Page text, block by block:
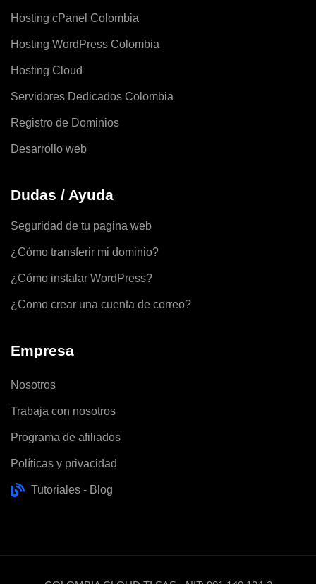
Hosting cPanel Colombia
Hosting WordPress Colombia
Hosting Cloud
Servidores Dedicados Colombia
Registro de Dominios
Desarrollo web
Dudas / Ayuda
Seguridad de tu pagina web
¿Cómo transferir mi dominio?
¿Cómo instalar WordPress?
¿Como crear una cuenta de correo?
Empresa
Nosotros
Trabaja con nosotros
Programa de afiliados
Políticas y privacidad
Tutoriales - Blog